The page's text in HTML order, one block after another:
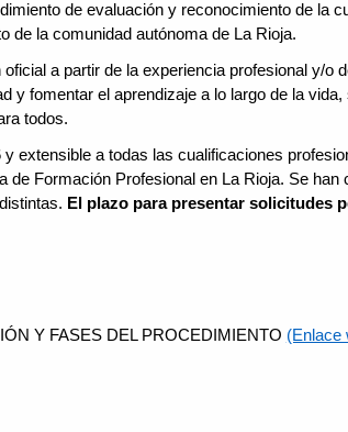
de evaluación y reconocimiento de la
de la comunidad autónoma de La Rioja.
a partir de la experiencia profesional y/o
y fomentar el aprendizaje a lo largo de la vida,
todos.
y extensible a todas las cualificaciones
Formación Profesional en La Rioja. Se han
El plazo para presentar solicitudes
Y FASES DEL PROCEDIMIENTO (Enlace